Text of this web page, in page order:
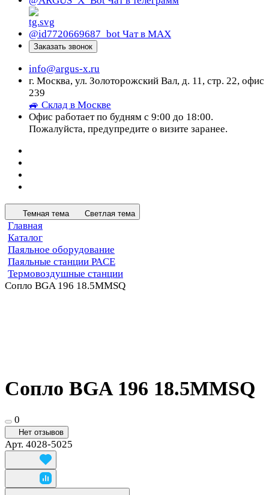
@id7720669687_bot Чат в МАХ
Заказать звонок
info@argus-x.ru
г. Москва, ул. Золоторожский Вал, д. 11, стр. 22, офис
239
🚙 Склад в Москве
Офис работает по будням с 9:00 до 18:00.
Пожалуйста, предупредите о визите заранее.
Темная тема Светлая тема
Главная
Каталог
Паяльное оборудование
Паяльные станции PACE
Термовоздушные станции
Сопло BGA 196 18.5MMSQ
Сопло BGA 196 18.5MMSQ
0
Нет отзывов
Арт. 4028-5025